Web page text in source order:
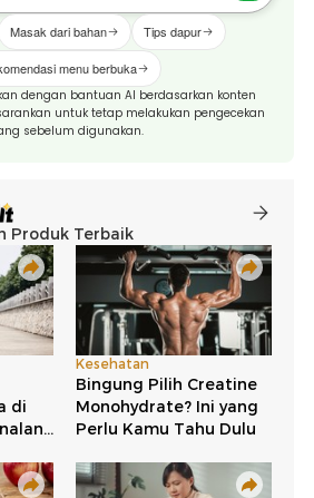
Masak dari bahan Tips dapur
menu berbuka
dengan bantuan AI berdasarkan konten
untuk tetap melakukan pengecekan
sebelum digunakan.